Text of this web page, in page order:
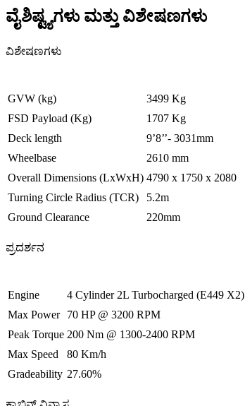
ವೈಶಿಷ್ಟ್ಯಗಳು ಮತ್ತು ವಿಶೇಷಣಗಳು
ವಿಶೇಷಣಗಳು
GVW (kg)
3499 Kg
FSD Payload (Kg)
1707 Kg
Deck length
9’8’’- 3031mm
Wheelbase
2610 mm
Overall Dimensions (LxWxH) 4790 x 1750 x 2080
Turning Circle Radius (TCR)
5.2m
Ground Clearance
220mm
ಪ್ರದರ್ಶನ
Engine
4 Cylinder 2L Turbocharged (E449 X2)
Max Power
70 HP @ 3200 RPM
Peak Torque 200 Nm @ 1300-2400 RPM
Max Speed
80 Km/h
Gradeability 27.60%